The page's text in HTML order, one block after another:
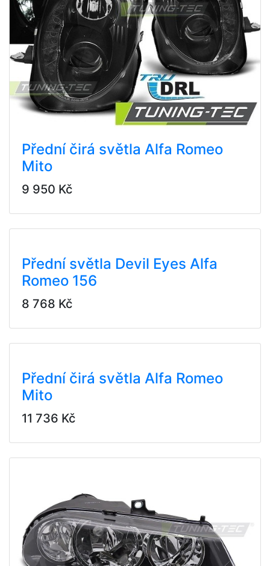
Přední čirá světla Alfa Romeo
Mito
9 950 Kč
Přední světla Devil Eyes Alfa
Romeo 156
8 768 Kč
Přední čirá světla Alfa Romeo
Mito
11 736 Kč